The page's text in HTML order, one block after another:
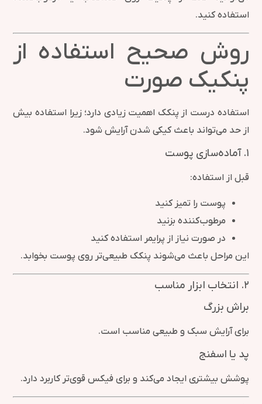
استفاده کنید.
روش صحیح استفاده از
پنکیک صورت
استفاده درست از پنکک اهمیت زیادی دارد؛ زیرا استفاده بیش
از حد می‌تواند باعث کیکی شدن آرایش شود.
۱. آماده‌سازی پوست
قبل از استفاده:
پوست را تمیز کنید
مرطوب‌کننده بزنید
در صورت نیاز از پرایمر استفاده کنید
این مراحل باعث می‌شوند پنکک طبیعی‌تر روی پوست بخوابد.
۲. انتخاب ابزار مناسب
براش بزرگ
برای آرایش سبک و طبیعی مناسب است.
پد یا اسفنج
پوشش بیشتری ایجاد می‌کند و برای فیکس قوی‌تر کاربرد دارد.